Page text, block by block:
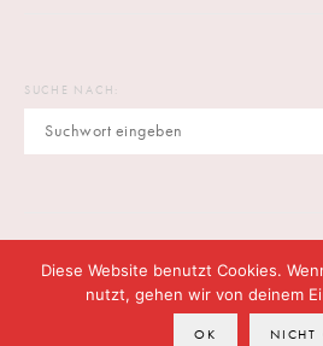
SUCHE NACH:
DATENSCHUTZ
Diese Website benutzt Cookies.
nutzt, gehen wir von deinem
OK NICHT